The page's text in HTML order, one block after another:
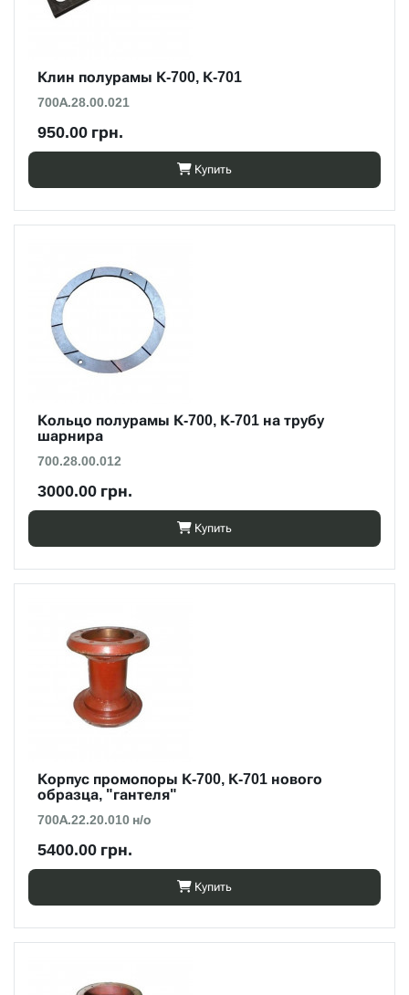
Клин полурамы К-700, К-701
700А.28.00.021
950.00 грн.
Купить
Кольцо полурамы К-700, К-701 на трубу
шарнира
700.28.00.012
3000.00 грн.
Купить
Корпус промопоры К-700, К-701 нового
образца, "гантеля"
700А.22.20.010 н/о
5400.00 грн.
Купить